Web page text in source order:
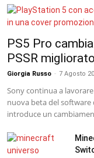
PS5 Pro
PSSR
Giorgia Russo - 7 Agosto
Sony continua a lavorare
nuova beta del software
introduce un